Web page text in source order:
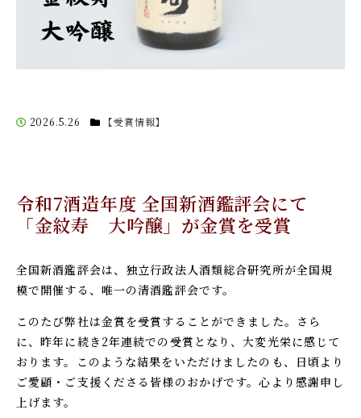
2026.5.26 【受賞情報】
令和7酒造年度 全国新酒鑑評会にて
「金紋寿 大吟醸」が金賞を受賞
全国新酒鑑評会は、独立行政法人酒類総合研究所が全国規
模で開催する、唯一の清酒鑑評会です。
このたび弊社は金賞を受賞することができました。さら
に、昨年に続き2年連続での受賞となり、大変光栄に感じて
おります。
このような結果をいただけましたのも、日頃より
ご愛顧・ご支援くださる皆様のおかげです。心より感謝申し
上げます。